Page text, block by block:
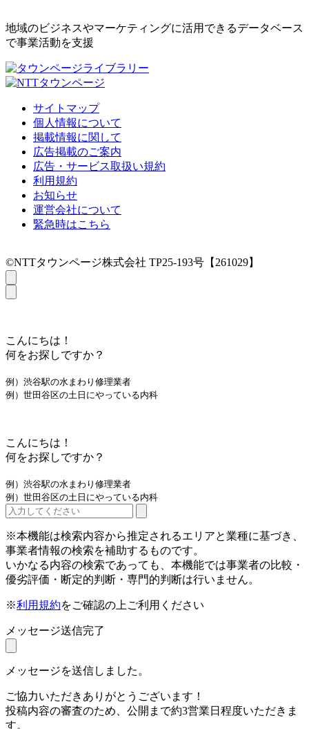
地域のビジネスやマーケティングに活用できるデータベース
で事業活動を支援
サイトマップ
個人情報について
掲載情報に関して
広告掲載のご案内
広告・サービス取扱い規約
利用規約
お知らせ
運営会社について
緊急時はこちら
©NTTタウンページ株式会社 TP25-193号【261029】
こんにちは！
何をお探しですか？
例）渋谷駅の水まわり修理業者
例）世田谷区の土日にやっている内科
こんにちは！
何をお探しですか？
例）渋谷駅の水まわり修理業者
例）世田谷区の土日にやっている内科
※本機能は検索内容から推定されるエリアと業種に基づき、
事業者情報の検索を補助するものです。
いかなる内容の検索であっても、本機能では事業者の比較・
優劣評価・断定的判断・専門的判断は行いません。
※利用規約をご確認の上ご利用ください
メッセージ送信完了
メッセージを送信しました。
ご協力いただきありがとうございます！
投稿内容の審査のため、公開まで約3営業日程度いただきま
す。